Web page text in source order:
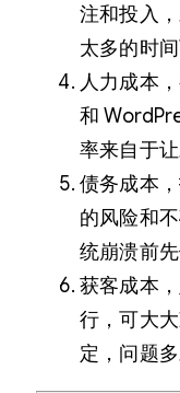
注和投入
太多的时
人力成本
和
率来自于
债务成本
的风险和
统崩溃前先
获客成本
行，可大
定，问题多